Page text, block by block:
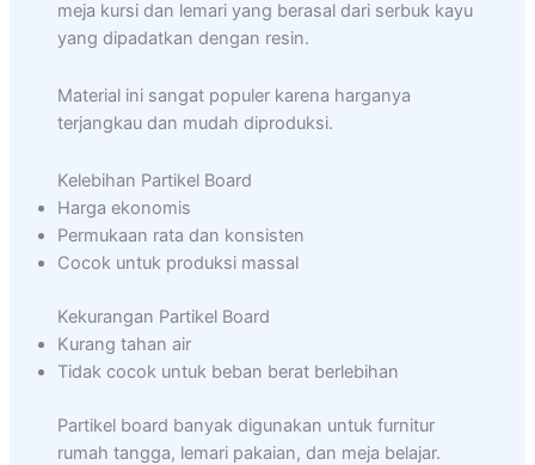
meja kursi dan lemari yang berasal dari serbuk kayu
yang dipadatkan dengan resin.
Material ini sangat populer karena harganya
terjangkau dan mudah diproduksi.
Kelebihan Partikel Board
Harga ekonomis
Permukaan rata dan konsisten
Cocok untuk produksi massal
Kekurangan Partikel Board
Kurang tahan air
Tidak cocok untuk beban berat berlebihan
Partikel board banyak digunakan untuk furnitur
rumah tangga, lemari pakaian, dan meja belajar.